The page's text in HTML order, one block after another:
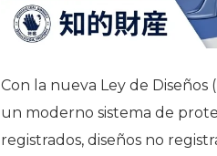
Con la nueva Ley de Diseños
un moderno sistema de
registrados, diseños no